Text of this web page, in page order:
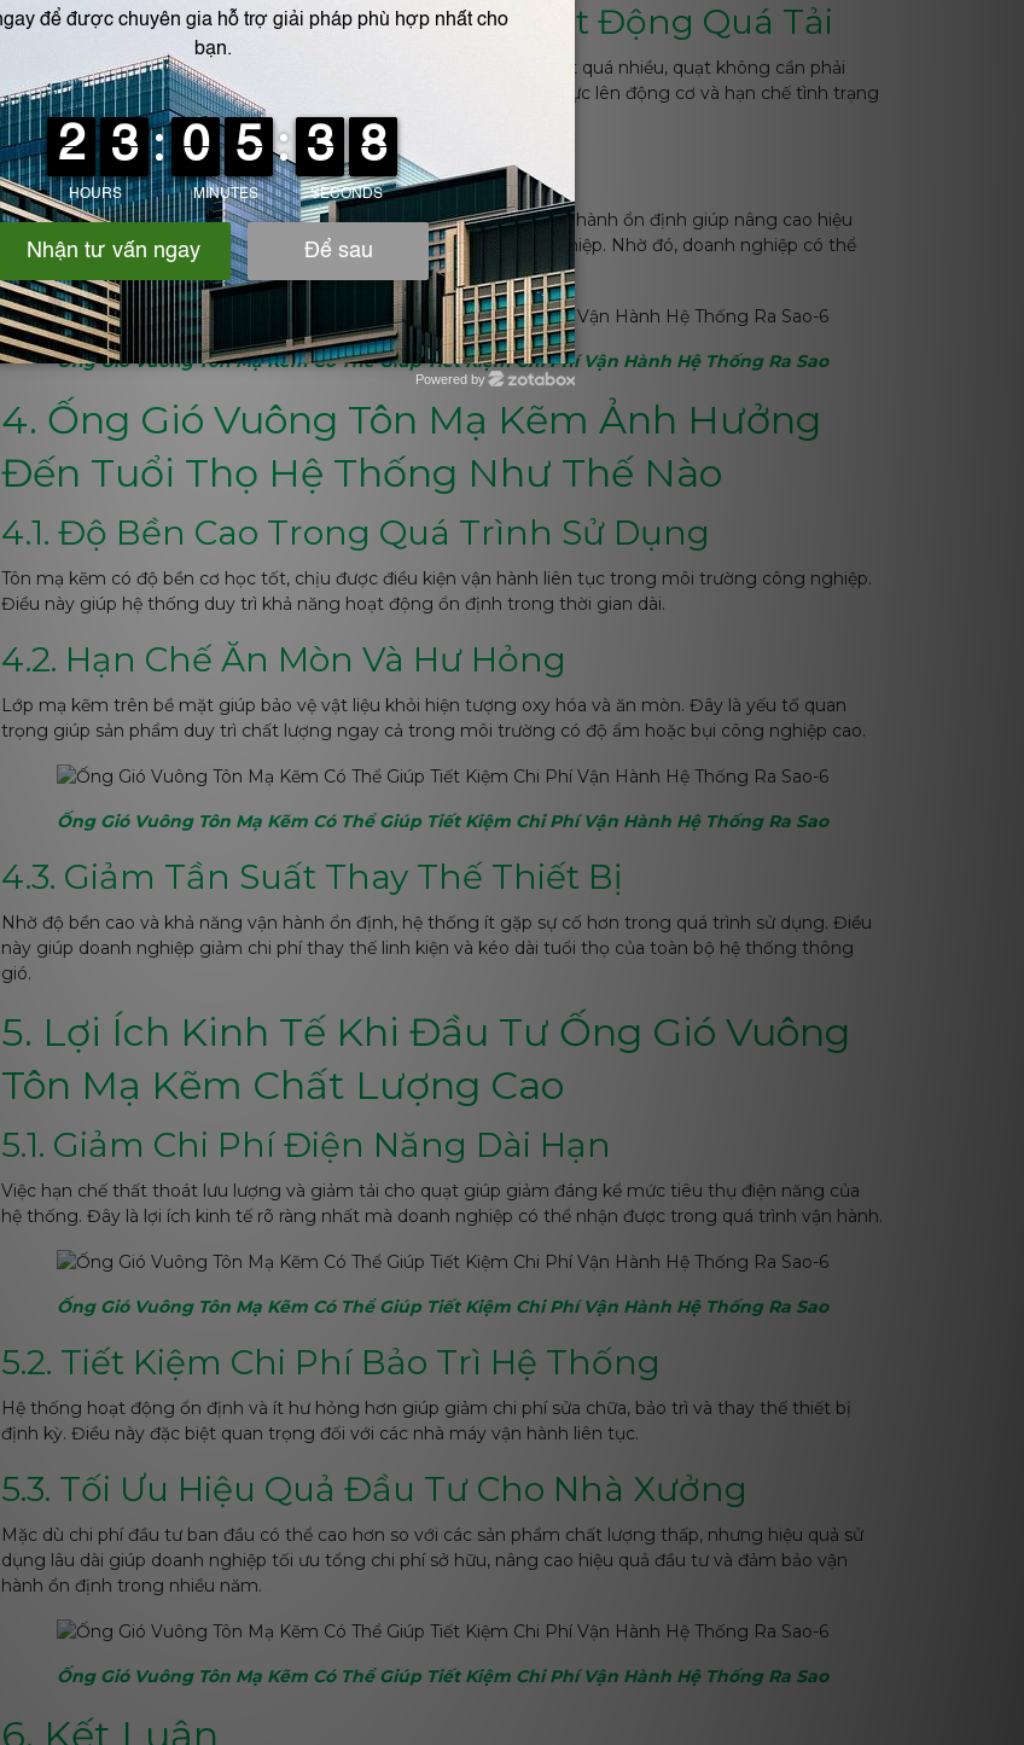
3.2. Hạn Chế Tình Trạng Quạt Hoạt Động Quá Tải
Khi lưu lượng gió được duy trì ổn định và áp suất không bị thất thoát quá nhiều, quạt không cần phải
tăng công suất để bù đắp lượng gió bị mất. Điều này giúp giảm áp lực lên động cơ và hạn chế tình trạng
vận hành quá tải.
3.3. Nâng Cao Hiệu Suất Hệ Thống
Sự kết hợp giữa hệ thống ống gió chất lượng và quạt thông gió vận hành ổn định giúp nâng cao hiệu
suất tổng thể của toàn bộ hệ thống HVAC hoặc thông gió công nghiệp. Nhờ đó, doanh nghiệp có thể
tiết kiệm đáng kể chi phí điện năng hàng năm.
Ống Gió Vuông Tôn Mạ Kẽm Có Thể Giúp Tiết Kiệm Chi Phí Vận Hành Hệ Thống Ra Sao
4. Ống Gió Vuông Tôn Mạ Kẽm Ảnh Hưởng
Đến Tuổi Thọ Hệ Thống Như Thế Nào
4.1. Độ Bền Cao Trong Quá Trình Sử Dụng
Tôn mạ kẽm có độ bền cơ học tốt, chịu được điều kiện vận hành liên tục trong môi trường công nghiệp.
Điều này giúp hệ thống duy trì khả năng hoạt động ổn định trong thời gian dài.
4.2. Hạn Chế Ăn Mòn Và Hư Hỏng
Lớp mạ kẽm trên bề mặt giúp bảo vệ vật liệu khỏi hiện tượng oxy hóa và ăn mòn. Đây là yếu tố quan
trọng giúp sản phẩm duy trì chất lượng ngay cả trong môi trường có độ ẩm hoặc bụi công nghiệp cao.
Ống Gió Vuông Tôn Mạ Kẽm Có Thể Giúp Tiết Kiệm Chi Phí Vận Hành Hệ Thống Ra Sao
4.3. Giảm Tần Suất Thay Thế Thiết Bị
Nhờ độ bền cao và khả năng vận hành ổn định, hệ thống ít gặp sự cố hơn trong quá trình sử dụng. Điều
này giúp doanh nghiệp giảm chi phí thay thế linh kiện và kéo dài tuổi thọ của toàn bộ hệ thống thông
gió.
5. Lợi Ích Kinh Tế Khi Đầu Tư Ống Gió Vuông
Tôn Mạ Kẽm Chất Lượng Cao
5.1. Giảm Chi Phí Điện Năng Dài Hạn
Việc hạn chế thất thoát lưu lượng và giảm tải cho quạt giúp giảm đáng kể mức tiêu thụ điện năng của
hệ thống. Đây là lợi ích kinh tế rõ ràng nhất mà doanh nghiệp có thể nhận được trong quá trình vận hành.
Ống Gió Vuông Tôn Mạ Kẽm Có Thể Giúp Tiết Kiệm Chi Phí Vận Hành Hệ Thống Ra Sao
5.2. Tiết Kiệm Chi Phí Bảo Trì Hệ Thống
Hệ thống hoạt động ổn định và ít hư hỏng hơn giúp giảm chi phí sửa chữa, bảo trì và thay thế thiết bị
định kỳ. Điều này đặc biệt quan trọng đối với các nhà máy vận hành liên tục.
5.3. Tối Ưu Hiệu Quả Đầu Tư Cho Nhà Xưởng
Mặc dù chi phí đầu tư ban đầu có thể cao hơn so với các sản phẩm chất lượng thấp, nhưng hiệu quả sử
dụng lâu dài giúp doanh nghiệp tối ưu tổng chi phí sở hữu, nâng cao hiệu quả đầu tư và đảm bảo vận
hành ổn định trong nhiều năm.
Ống Gió Vuông Tôn Mạ Kẽm Có Thể Giúp Tiết Kiệm Chi Phí Vận Hành Hệ Thống Ra Sao
6. Kết Luận
Powered by